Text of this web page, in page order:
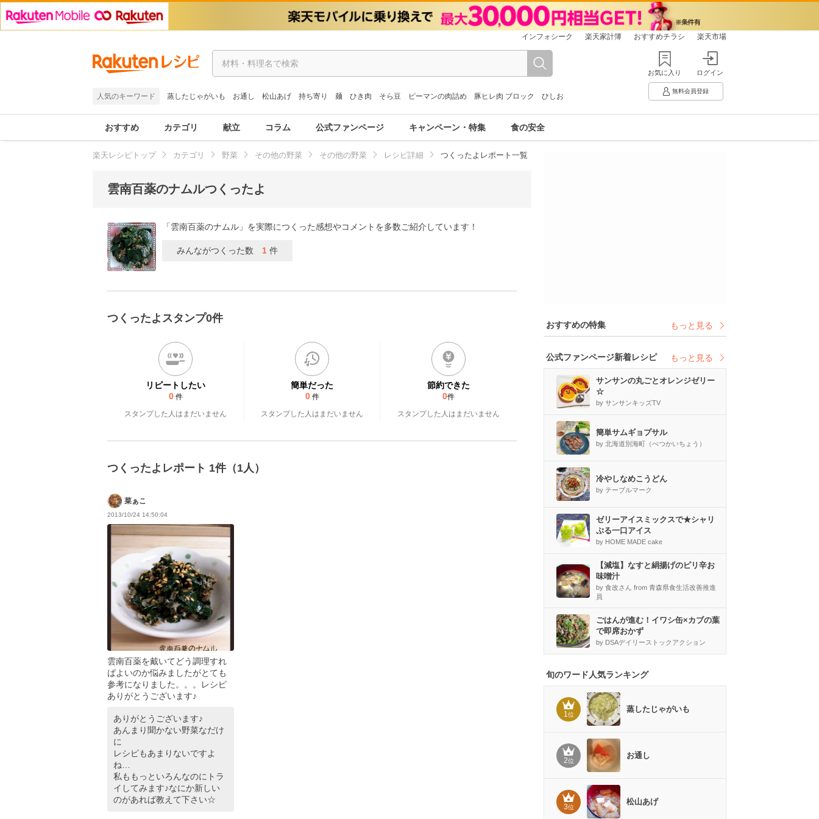
インフォシーク 楽天家計簿 おすすめチラシ 楽天市場
人気のキーワード 蒸したじゃがいも お通し 松山あげ 持ち寄り 麺 ひき肉 そら豆 ピーマンの肉詰め 豚ヒレ肉 ブロック ひしお
お気に入り ログイン
無料会員登録
おすすめ カテゴリ 献立 コラム 公式ファンページ キャンペーン・特集 食の安全
楽天レシピトップ カテゴリ 野菜 その他の野菜 その他の野菜 レシピ詳細 つくったよレポート一覧
雲南百薬のナムルつくったよ
「雲南百薬のナムル」を実際につくった感想やコメントを多数ご紹介しています！
みんながつくった数 1 件
つくったよスタンプ0件
リピートしたい
0 件
スタンプした人はまだいません
簡単だった
0 件
スタンプした人はまだいません
節約できた
0件
スタンプした人はまだいません
つくったよレポート 1件（1人）
菜ぁこ
2013/10/24 14:50:04
雲南百薬を戴いてどう調理すれ
ばよいのか悩みましたがとても
参考になりました。。。レシピ
ありがとうございます♪
ありがとうございます♪
あんまり聞かない野菜なだけ
に
レシピもあまりないですよ
ね…
私ももっといろんなのにトラ
イしてみます♪なにか新しい
のがあれば教えて下さい☆
おすすめの特集 もっと見る
公式ファンページ新着レシピ もっと見る
サンサンの丸ごとオレンジゼリー
☆
by サンサンキッズTV
簡単サムギョプサル
by 北海道別海町（べつかいちょう）
冷やしなめこうどん
by テーブルマーク
ゼリーアイスミックスで★シャリ
ぷる一口アイス
by HOME MADE cake
【減塩】なすと絹揚げのピリ辛お
味噌汁
by 食改さん from 青森県食生活改善推進
員
ごはんが進む！イワシ缶×カブの葉
で即席おかず
by DSAデイリーストックアクション
旬のワード人気ランキング
1位
蒸したじゃがいも
2位
お通し
3位
松山あげ